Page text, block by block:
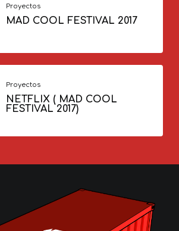
Proyectos
MAD COOL FESTIVAL 2017
Proyectos
NETFLIX ( MAD COOL
FESTIVAL 2017)